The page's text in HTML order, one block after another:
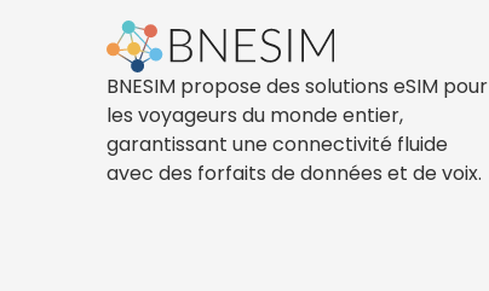
BNESIM propose des solutions eSIM pour
les voyageurs du monde entier,
garantissant une connectivité fluide
avec des forfaits de données et de voix.